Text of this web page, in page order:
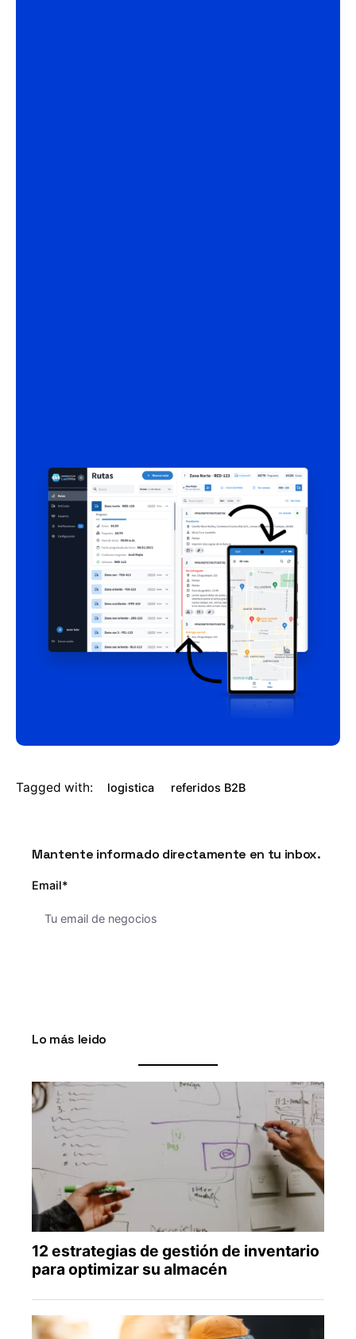
Tagged with: logistica referidos B2B
Mantente informado directamente en tu inbox.
Email*
Lo más leido